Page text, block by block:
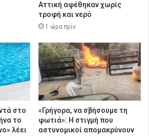
Αττική αφέθηκαν χωρίς
τροφή και νερό
1 ώρα πρίν
στο
το
λέει
«Γρήγορα, να σβήσουμε τη
φωτιά»: Η στιγμή που
αστυνομικοί απομακρύνουν